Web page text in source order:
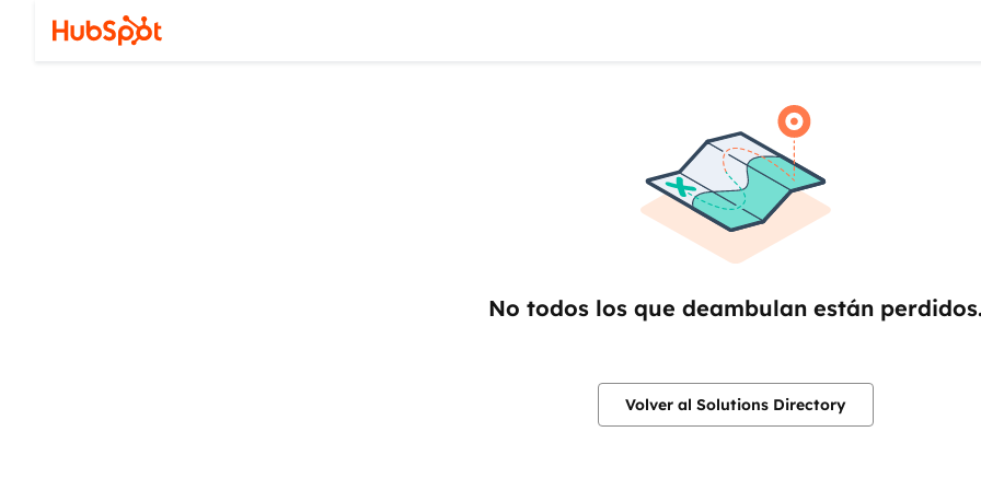
No todos los que deambulan están
Volver al Solutions Directory